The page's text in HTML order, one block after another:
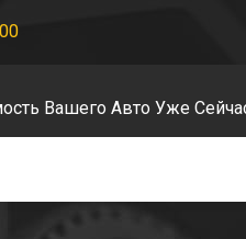
Вашего Авто Уже